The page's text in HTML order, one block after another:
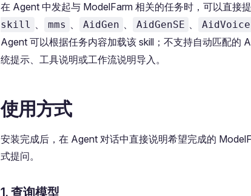
在 Agent 中发起与 ModelFarm 相关的任务时，可以直接
skill 、 mms 、 AidGen 、 AidGenSE 、 AidVoice
Agent 可以根据任务内容加载该 skill；不支持自动匹配的
统提示、工具说明或工作流说明导入。
使用方式
安装完成后，在 Agent 对话中直接说明希望完成的
式提问。
1. 查询模型